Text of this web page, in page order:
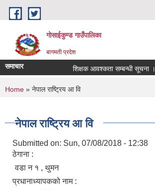
Skip to main content
गोसाईकुण्ड गाउँपालिका
बागमती प्रदेश
समाचार शिक्षक आवश्कता सम्बन्धी सूचना ।
You are here
Home » नेपाल राष्ट्रिय आ वि
नेपाल राष्ट्रिय आ वि
Submitted on: Sun, 07/08/2018 - 12:38
ठेगाना :
वडा न १ , थुमन
प्रधानाध्यापकको नाम :